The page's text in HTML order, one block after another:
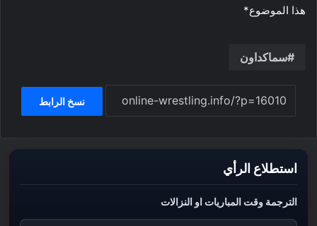
هذا الموضوع*
سماكداون
نسخ الرابط
استطلاع الرأي
الترجمة وقت المباريات او النزالات